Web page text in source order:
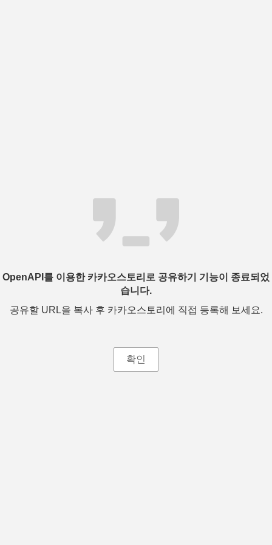
OpenAPI를 이용한 카카오스토리로 공유하기 기능이 종료되었
습니다.
공유할 URL을 복사 후 카카오스토리에 직접 등록해 보세요.
확인